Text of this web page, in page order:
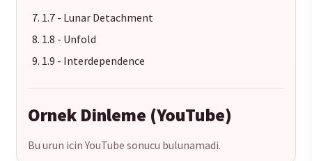
1.7 - Lunar Detachment
1.8 - Unfold
1.9 - Interdependence
Ornek Dinleme (YouTube)
Bu urun icin YouTube sonucu bulunamadi.